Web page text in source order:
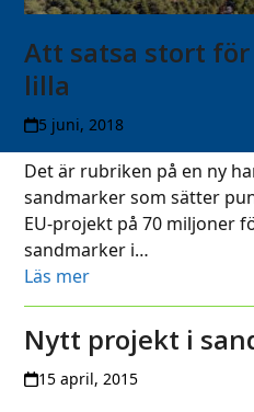
Att satsa stort
lilla
5 juni, 2018
Det är rubriken på en ny
sandmarker som sätter
EU-projekt på 70 miljoner
sandmarker i…
Läs mer
Nytt projekt i
15 april, 2015